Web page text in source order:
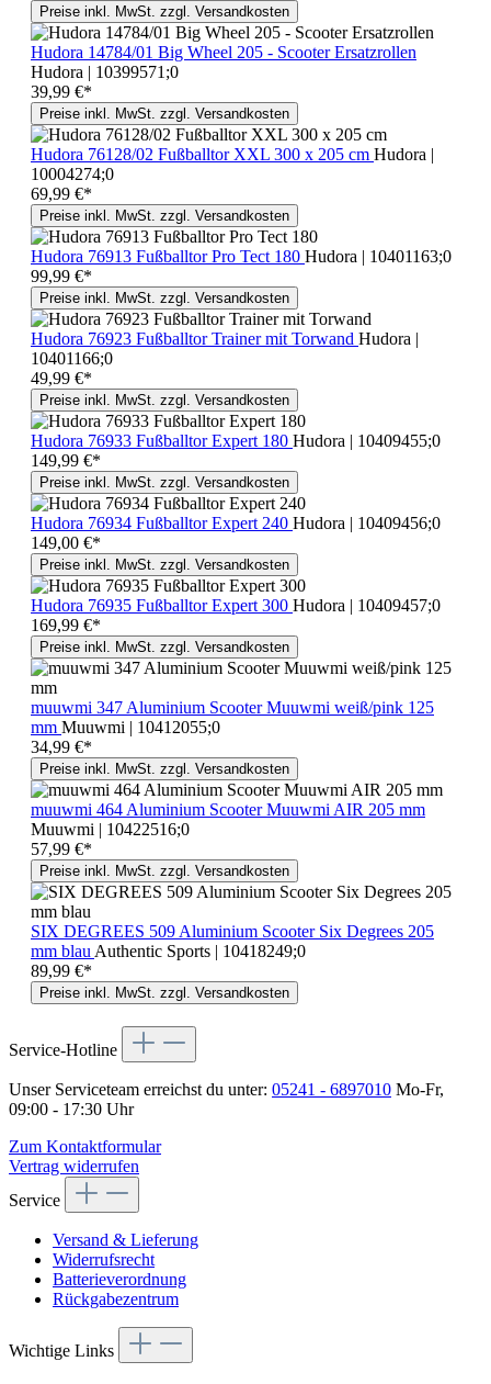
Preise inkl. MwSt. zzgl. Versandkosten
Hudora 14784/01 Big Wheel 205 - Scooter Ersatzrollen
Hudora | 10399571;0
39,99 €*
Preise inkl. MwSt. zzgl. Versandkosten
Hudora 76128/02 Fußballtor XXL 300 x 205 cm Hudora |
10004274;0
69,99 €*
Preise inkl. MwSt. zzgl. Versandkosten
Hudora 76913 Fußballtor Pro Tect 180 Hudora | 10401163;0
99,99 €*
Preise inkl. MwSt. zzgl. Versandkosten
Hudora 76923 Fußballtor Trainer mit Torwand Hudora |
10401166;0
49,99 €*
Preise inkl. MwSt. zzgl. Versandkosten
Hudora 76933 Fußballtor Expert 180 Hudora | 10409455;0
149,99 €*
Preise inkl. MwSt. zzgl. Versandkosten
Hudora 76934 Fußballtor Expert 240 Hudora | 10409456;0
149,00 €*
Preise inkl. MwSt. zzgl. Versandkosten
Hudora 76935 Fußballtor Expert 300 Hudora | 10409457;0
169,99 €*
Preise inkl. MwSt. zzgl. Versandkosten
muuwmi 347 Aluminium Scooter Muuwmi weiß/pink 125
mm Muuwmi | 10412055;0
34,99 €*
Preise inkl. MwSt. zzgl. Versandkosten
muuwmi 464 Aluminium Scooter Muuwmi AIR 205 mm
Muuwmi | 10422516;0
57,99 €*
Preise inkl. MwSt. zzgl. Versandkosten
SIX DEGREES 509 Aluminium Scooter Six Degrees 205
mm blau Authentic Sports | 10418249;0
89,99 €*
Preise inkl. MwSt. zzgl. Versandkosten
Service-Hotline
Unser Serviceteam erreichst du unter: 05241 - 6897010 Mo-Fr,
09:00 - 17:30 Uhr
Zum Kontaktformular
Vertrag widerrufen
Service
Versand & Lieferung
Widerrufsrecht
Batterieverordnung
Rückgabezentrum
Wichtige Links